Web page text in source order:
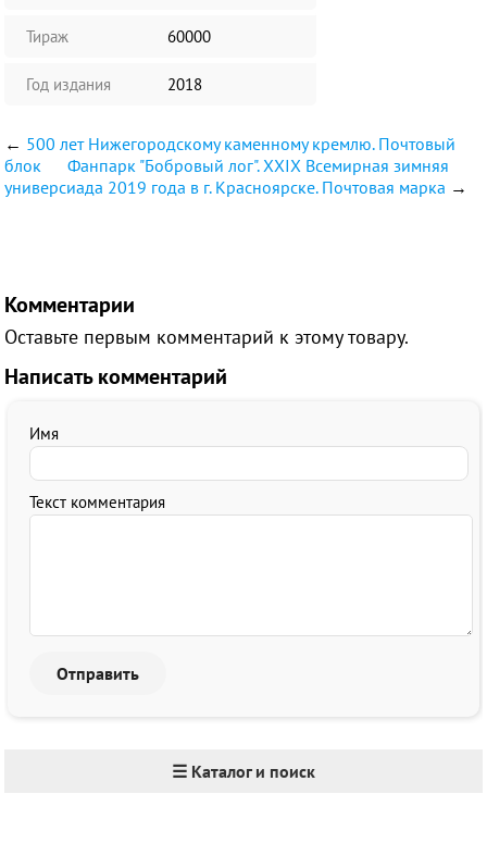
Тираж 60000
Год издания 2018
← 500 лет Нижегородскому каменному кремлю. Почтовый
блок
Фанпарк "Бобровый лог". XXIX Всемирная зимняя
универсиада 2019 года в г. Красноярске. Почтовая марка →
Комментарии
Оставьте первым комментарий к этому товару.
Написать комментарий
Имя
Текст комментария
☰ Каталог и поиск